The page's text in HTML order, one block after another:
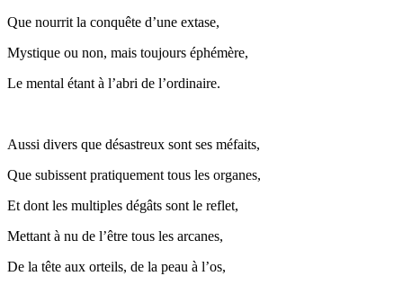
Que nourrit la conquête d’une extase,
Mystique ou non, mais toujours éphémère,
Le mental étant à l’abri de l’ordinaire.
Aussi divers que désastreux sont ses méfaits,
Que subissent pratiquement tous les organes,
Et dont les multiples dégâts sont le reflet,
Mettant à nu de l’être tous les arcanes,
De la tête aux orteils, de la peau à l’os,